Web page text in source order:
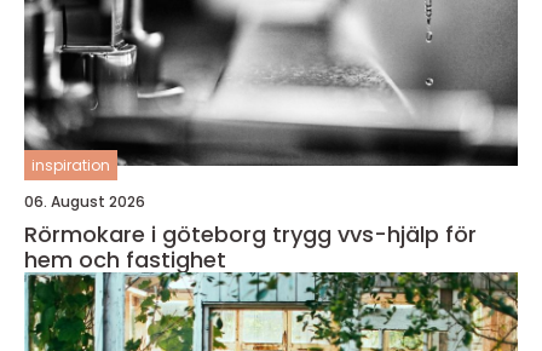
inspiration
06. August 2026
Rörmokare i göteborg trygg vvs-hjälp för
hem och fastighet